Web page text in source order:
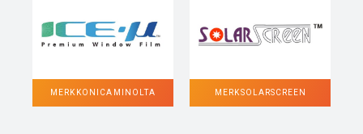
MERK KONICA MINOLTA MERK SOLARSCREEN